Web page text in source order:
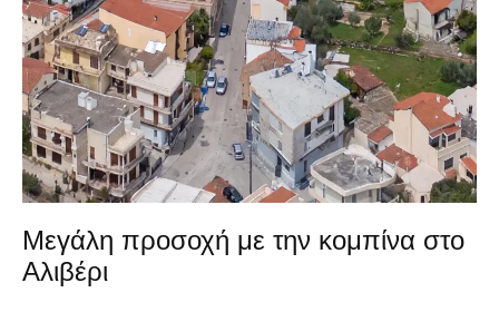
Μεγάλη προσοχή με την κομπίνα στο
Αλιβέρι